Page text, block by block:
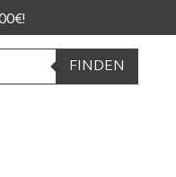
FINDEN